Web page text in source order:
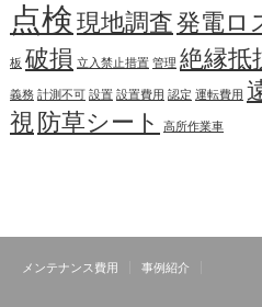
点検 現地調査発電ロ
板 破損 立入禁止措置 管理 絶縁抵
義務 計測不可 設置 設置費用 認定 運転費用
視 防草シート 高所作業車
メンテナンス費用 事例紹介